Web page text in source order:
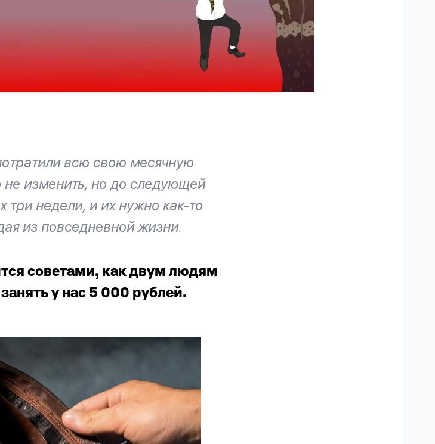
всю свою месячную
не изменить, но до следующей
три недели, и их нужно как-то
из повседневной жизни.
советами, как двум людям
у нас 5 000 рублей.